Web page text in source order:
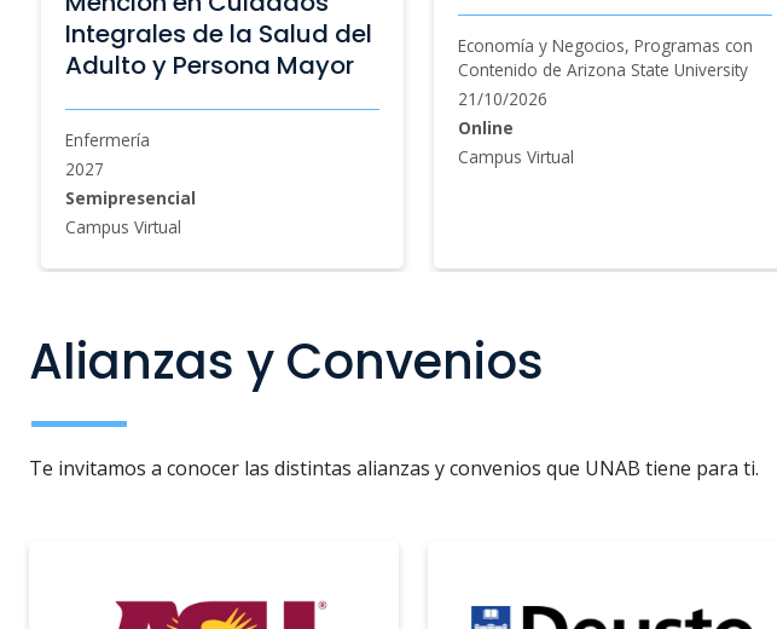
Economía y Negocios, Programas con
Contenido de Arizona State University
Ciencias de la Rehabilitación
26/10/2026
Online
Campus Virtual, Online
Alianzas y Convenios
Te invitamos a conocer las distintas alianzas y convenios que UNAB tiene para ti.